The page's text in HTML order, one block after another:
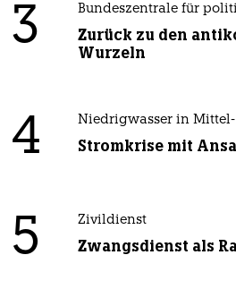
3 Bundeszentrale für
Zurück zu den
Wurzeln
4 Niedrigwasser in
Stromkrise mit
5 Zivildienst
Zwangsdienst als